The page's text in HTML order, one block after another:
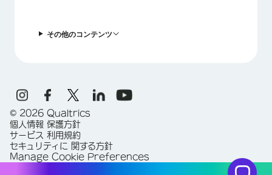
その他のコンテンツ
© 2026 Qualtrics
個人情報 保護方針
サービス 利用規約
セキュリティに 関する方針
Manage Cookie Preferences